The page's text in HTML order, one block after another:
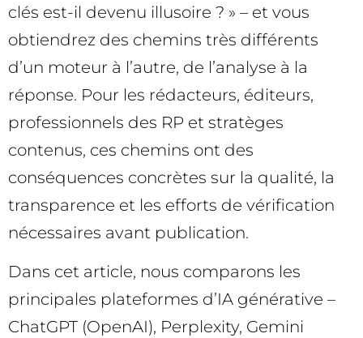
clés est-il devenu illusoire ? » – et vous
obtiendrez des chemins très différents
d’un moteur à l’autre, de l’analyse à la
réponse. Pour les rédacteurs, éditeurs,
professionnels des RP et stratèges
contenus, ces chemins ont des
conséquences concrètes sur la qualité, la
transparence et les efforts de vérification
nécessaires avant publication.
Dans cet article, nous comparons les
principales plateformes d’IA générative –
ChatGPT (OpenAI), Perplexity, Gemini